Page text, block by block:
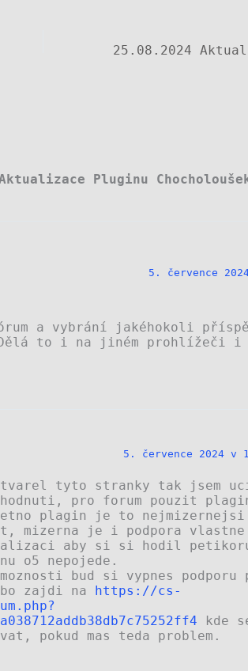
Pluginu
5. července
a vybrání jakéhokoli
to i na jiném prohlížeči i
5. července 2024 v
tyto stranky tak jsem
pro forum pouzit
plagin je to
mizerna je i podpora vlastne
aby si si hodil
o5 nepojede.
bud si vypnes podporu
zajdi na
https://cs-
kde
pokud mas teda problem.